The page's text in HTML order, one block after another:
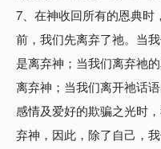
7、在神收回所有的恩典时
前，我们先离弃了祂。当
是离弃神；当我们离弃祂
离弃神；当我们离开祂话
感情及爱好的欺骗之光时
弃神，因此，除了自己，